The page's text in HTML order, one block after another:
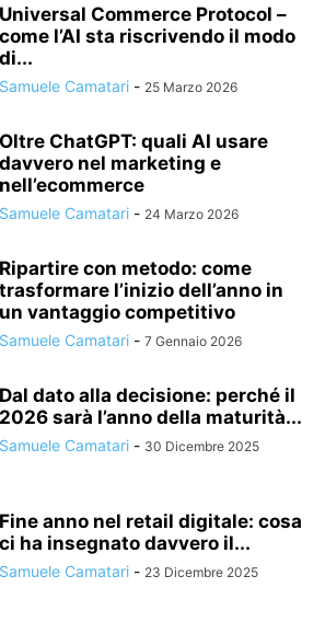
Universal Commerce Protocol –
come l’AI sta riscrivendo il modo
di...
Samuele Camatari - 25 Marzo 2026
Oltre ChatGPT: quali AI usare
davvero nel marketing e
nell’ecommerce
Samuele Camatari - 24 Marzo 2026
Ripartire con metodo: come
trasformare l’inizio dell’anno in
un vantaggio competitivo
Samuele Camatari - 7 Gennaio 2026
Dal dato alla decisione: perché il
2026 sarà l’anno della maturità...
Samuele Camatari - 30 Dicembre 2025
Fine anno nel retail digitale: cosa
ci ha insegnato davvero il...
Samuele Camatari - 23 Dicembre 2025